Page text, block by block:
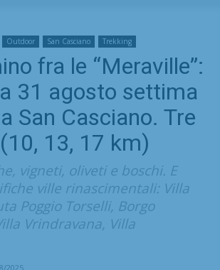
Outdoor San Casciano Trekking
fra le “Meraville”:
31 agosto settima
San Casciano. Tre
13, 17 km)
vigneti, oliveti e boschi. E
ville rinascimentali: Villa
Poggio Torselli, Borgo
Vrindravana, Villa
2025